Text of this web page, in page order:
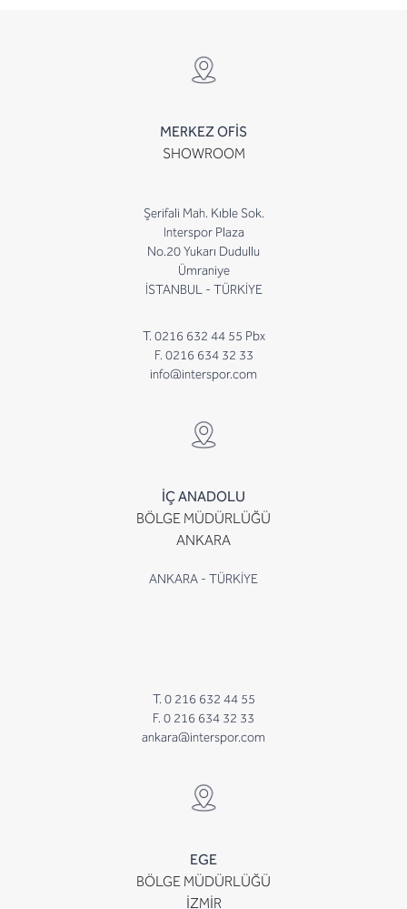
MERKEZ OFİS
SHOWROOM
Şerifali Mah. Kıble Sok.
Interspor Plaza
No.20 Yukarı Dudullu
Ümraniye
İSTANBUL - TÜRKİYE
T. 0216 632 44 55 Pbx
F. 0216 634 32 33
info@interspor.com
İÇ ANADOLU
BÖLGE MÜDÜRLÜĞÜ
ANKARA
ANKARA - TÜRKİYE
T. 0 216 632 44 55
F. 0 216 634 32 33
ankara@interspor.com
EGE
BÖLGE MÜDÜRLÜĞÜ
İZMİR